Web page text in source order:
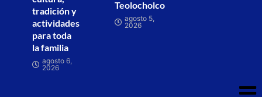
tradición y
actividades
para toda
la familia
agosto 6,
2026
Teolocholco
agosto 5,
2026